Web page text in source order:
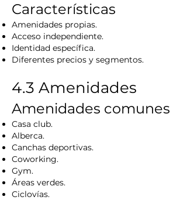
Características
Amenidades propias.
Acceso independiente.
Identidad específica.
Diferentes precios y segmentos.
4.3 Amenidades
Amenidades comunes
Casa club.
Alberca.
Canchas deportivas.
Coworking.
Gym.
Áreas verdes.
Ciclovías.